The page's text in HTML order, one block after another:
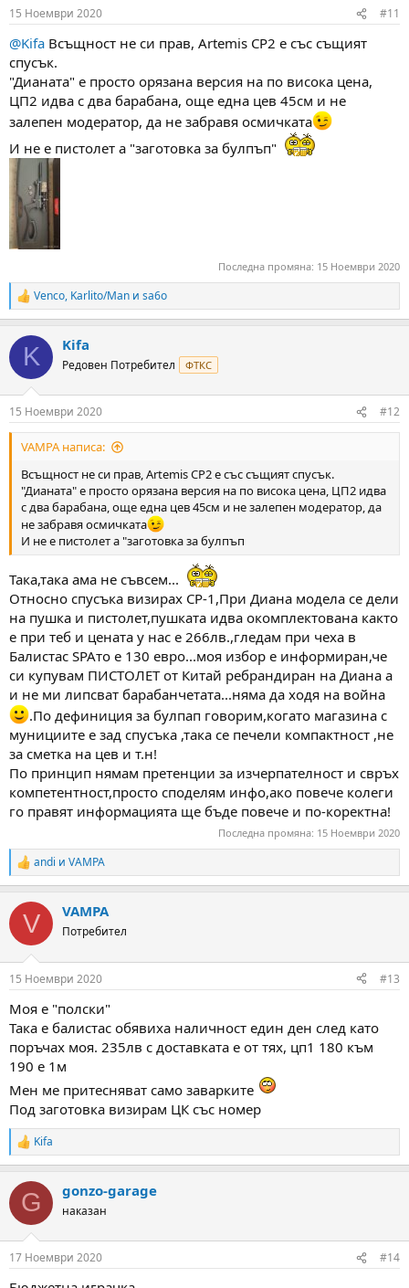
s
15 Ноември 2020 #11
@Kifa Всъщност не си прав, Artemis CP2 е със същият
спусък.
"Дианата" е просто орязана версия на по висока цена,
ЦП2 идва с два барабана, още една цев 45см и не
залепен модератор, да не забравя осмичката
И не е пистолет а "заготовка за булпъп"
Последна промяна: 15 Ноември 2020
R
e
c
i
s
:
Venco, Karlito/Man и sa6o
K Kifa
Редовен Потребител ФТКС
15 Ноември 2020 #12
VAMPA написа:
Всъщност не си прав, Artemis CP2 е със същият спусък.
"Дианата" е просто орязана версия на по висока цена, ЦП2 идва
с два барабана, още една цев 45см и не залепен модератор, да
не забравя осмичката
И не е пистолет а "заготовка за булпъп
Така,така ама не съвсем...
Относно спусъка визирах CP-1,При Диана модела се дели
на пушка и пистолет,пушката идва окомплектована както
е при теб и цената у нас е 266лв.,гледам при чеха в
Балистас SPAто е 130 евро...моя избор е информиран,че
си купувам ПИСТОЛЕТ от Китай ребрандиран на Диана а
и не ми липсват барабанчетата...няма да ходя на война
.По дефиниция за булпап говорим,когато магазина с
мунициите е зад спусъка ,така се печели компактност ,не
за сметка на цев и т.н!
По принцип нямам претенции за изчерпателност и свръх
компетентност,просто споделям инфо,ако повече колеги
го правят информацията ще бъде повече и по-коректна!
Последна промяна: 15 Ноември 2020
R
e
c
i
s
andi и VAMPA
V VAMPA
Потребител
15 Ноември 2020 #13
Моя е "полски"
Така е балистас обявиха наличност един ден след като
поръчах моя. 235лв с доставката е от тях, цп1 180 към
190 е 1м
Мен ме притесняват само заварките
Под заготовка визирам ЦК със номер
R
e
c
i
s
Kifa
G gonzo-garage
наказан
17 Ноември 2020 #14